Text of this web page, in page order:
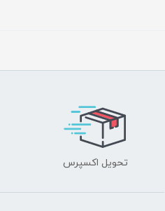
تحویل اکسپرس